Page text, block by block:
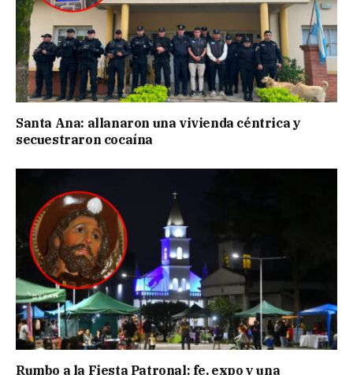
Santa Ana: allanaron una vivienda céntrica y
secuestraron cocaína
Rumbo a la Fiesta Patronal: fe, expo y una